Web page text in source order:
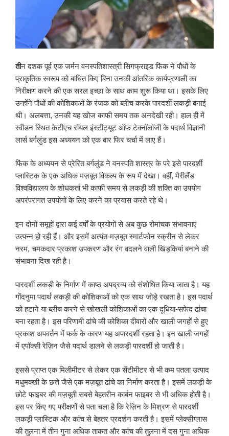
तीन दशक पूर्व एक जर्मन वनस्पतिशास्त्री सिगफ्राइड फिंक ने पौधों के
प्राकृतिक स्वरूप को बाधित किए बिना उनकी आंतरिक कार्यप्रणाली का
निरीक्षण करने की एक सरल इच्छा के साथ काम शुरू किया था। इसके लिए
उन्होंने पौधों की कोशिकाओं के रंजक को ब्लीच करके पारदर्शी लकड़ी बनाई
थी। अलबत्ता, उनकी यह खोज काफी समय तक अनदेखी रही। हाल ही में
स्वीडन स्थित केटीएच रॉयल इंस्टीट्यूट ऑफ टेक्नॉलॉजी के पदार्थ विज्ञानी
लार्स बर्गलुंड इस अध्ययन को एक बार फिर चर्चा में लाए हैं।
फिंक के अध्ययन से प्रेरित बर्गलुंड ने वनस्पति शास्त्र के परे इसे पारदर्शी
प्लास्टिक के एक अधिक मज़बूत विकल्प के रूप में देखा। वहीं, मैरीलैंड
विश्वविद्यालय के शोधकर्ता भी काफी समय से लकड़ी की शक्ति का उपयोग
अपरंपरागत उपयोगों के लिए करने का प्रयास करते रहे थे।
इन दोनों समूहों द्वारा कई वर्षों के प्रयोगों से अब कुछ रोमांचक संभावनाएं
उत्पन्न हो रही हैं। और इसमें अत्यंत-मज़बूत स्मार्टफोन स्क्रीन से लेकर
नरम, चमकदार प्रकाश उपकरण और रंग बदलने वाली खिड़कियां बनाने की
संभावना दिख रही है।
पारदर्शी लकड़ी के निर्माण में काष्‍ठ अपद्रव्य को संशोधित किया जाता है। यह
गोंदनुमा पदार्थ लकड़ी की कोशिकाओं को एक साथ जोड़े रखता है। इस पदार्थ
को हटाने या ब्लीच करने से खोखली कोशिकाओं का एक दूधिया-सफेद ढांचा
बना रहता है। इस परिणामी ढांचे की कोशिका दीवारों और खाली जगहों से हुए
प्रकाश अपवर्तन में फर्क के कारण यह अपारदर्शी रहता है। इन खाली जगहों
में एपॉक्सी रेज़िन जैसे पदार्थ डालने से लकड़ी पारदर्शी हो जाती है।
इससे प्राप्त एक मिलीमीटर से लेकर एक सेंटीमीटर से भी कम पतला उत्पाद
मधुमक्खी के छत्ते जैसे एक मज़बूत ढांचे का निर्माण करता है। इसमें लकड़ी के
छोटे फाइबर की मज़बूती सबसे बेहतरीन कार्बन फाइबर से भी अधिक होती है।
इस पर किए गए परीक्षणों से पता चला है कि रेज़िन के मिश्रण से पारदर्शी
लकड़ी प्लास्टिक और कांच से बेहतर प्रदर्शन करती है। इसमें प्लेक्सीग्लास
की तुलना में तीन गुना अधिक ताकत और कांच की तुलना में दस गुना अधिक